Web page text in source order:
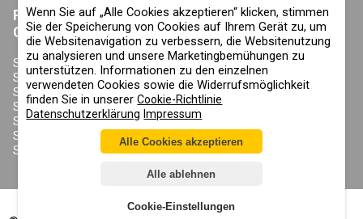
PRODUKTE
CONTRACOR
SANDSTRAHLGERÄTE
SANDSTRAHLHELME
SANDSTRAHLANZÜGE
SANDSTRAHLDÜSEN
SANDSTRAHLSCHLAUCH
SANDSTRAHLKUPPLUNGEN
SANDSTRAHLKABINEN
ÜBER COMPRAG
ÜBER UNS
URHEBERRECHT, MARKEN UND
SONSTIGE RECHTE
DATENSCHUTZERKLÄRUNG
COOKIE-RICHTLINIE
IMPRESSUM
Wenn Sie auf „Alle Cookies akzeptieren“ klicken, stimmen
Sie der Speicherung von Cookies auf Ihrem Gerät zu, um
die Websitenavigation zu verbessern, die Websitenutzung
zu analysieren und unsere Marketingbemühungen zu
unterstützen. Informationen zu den einzelnen
verwendeten Cookies sowie die Widerrufsmöglichkeit
finden Sie in unsererCookie-Richtlinie
Datenschutzerklärung Impressum
Alle Cookies akzeptieren
Alle ablehnen
Cookie-Einstellungen